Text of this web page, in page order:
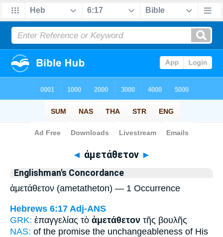
Bible>Strong's > Greek
◄ ἀμετάθετον ►
Englishman's Concordance
ἀμετάθετον (ametatheton) — 1 Occurrence
Hebrews 6:17 Adj-ANS
GRK: ἐπαγγελίας τὸ ἀμετάθετον τῆς βουλῆς
NAS: of the promise the unchangeableness of His